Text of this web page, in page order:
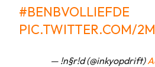
#BENBVOLLIEFDE
PIC.TWITTER.COM/
— !n§r!d (@inkyopdrift)